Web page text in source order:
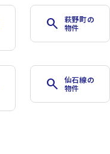
search
萩野町の
物件
search
仙石線の
物件